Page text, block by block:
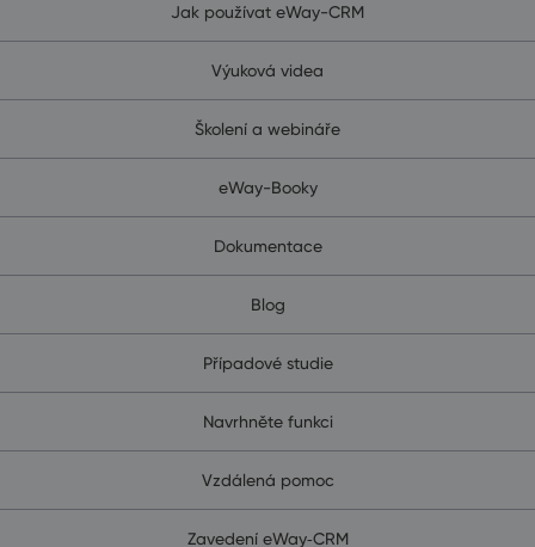
Jak používat eWay-CRM
Výuková videa
Školení a webináře
eWay-Booky
Dokumentace
Blog
Případové studie
Navrhněte funkci
Vzdálená pomoc
Zavedení eWay‑CRM